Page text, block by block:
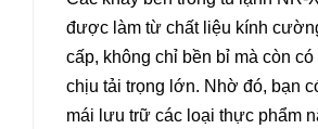
được làm từ chất liệu kính
cấp, không chỉ bền bỉ mà còn có
chịu tải trọng lớn. Nhờ đó, bạn
mái lưu trữ các loại thực phẩm